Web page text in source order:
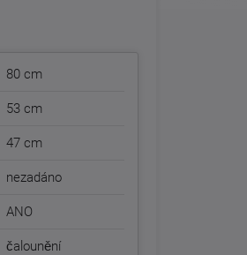
80 cm
53 cm
47 cm
nezadáno
ANO
čalounění